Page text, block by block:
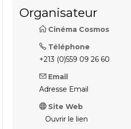
Organisateur
Cinéma Cosmos
Téléphone
+213 (0)559 09 26 60
Email
Adresse Email
Site Web
Ouvrir le lien